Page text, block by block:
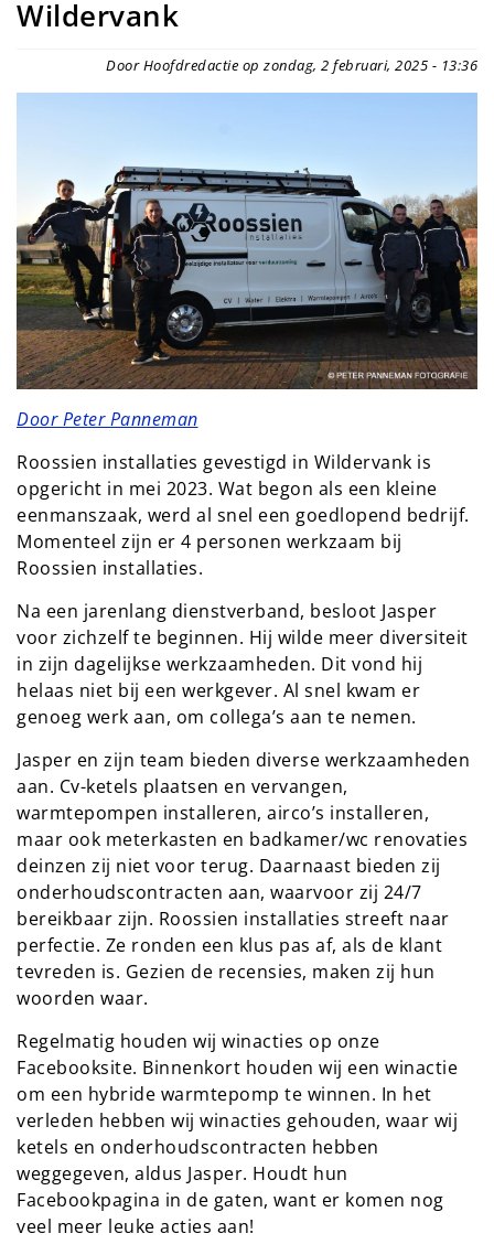
Wildervank
Door Hoofdredactie op zondag, 2 februari, 2025 - 13:36
Door Peter Panneman
Roossien installaties gevestigd in Wildervank is
opgericht in mei 2023. Wat begon als een kleine
eenmanszaak, werd al snel een goedlopend bedrijf.
Momenteel zijn er 4 personen werkzaam bij
Roossien installaties.
Na een jarenlang dienstverband, besloot Jasper
voor zichzelf te beginnen. Hij wilde meer diversiteit
in zijn dagelijkse werkzaamheden. Dit vond hij
helaas niet bij een werkgever. Al snel kwam er
genoeg werk aan, om collega’s aan te nemen.
Jasper en zijn team bieden diverse werkzaamheden
aan. Cv-ketels plaatsen en vervangen,
warmtepompen installeren, airco’s installeren,
maar ook meterkasten en badkamer/wc renovaties
deinzen zij niet voor terug. Daarnaast bieden zij
onderhoudscontracten aan, waarvoor zij 24/7
bereikbaar zijn. Roossien installaties streeft naar
perfectie. Ze ronden een klus pas af, als de klant
tevreden is. Gezien de recensies, maken zij hun
woorden waar.
Regelmatig houden wij winacties op onze
Facebooksite. Binnenkort houden wij een winactie
om een hybride warmtepomp te winnen. In het
verleden hebben wij winacties gehouden, waar wij
ketels en onderhoudscontracten hebben
weggegeven, aldus Jasper. Houdt hun
Facebookpagina in de gaten, want er komen nog
veel meer leuke acties aan!